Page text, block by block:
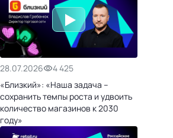
28.07.2026
4 425
«Близкий»: «Наша задача –
сохранить темпы роста и удвоить
количество магазинов к 2030
году»